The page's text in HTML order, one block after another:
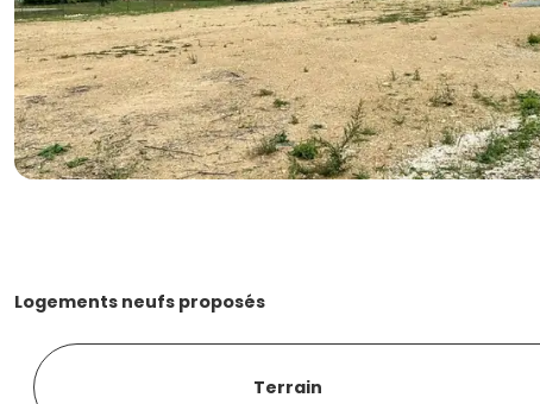
Logements neufs proposés
Terrain